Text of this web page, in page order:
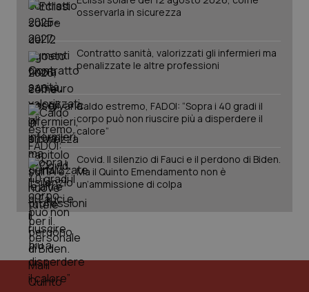
osservarla in sicurezza
Contratto sanità, valorizzati gli infermieri ma
penalizzate le altre professioni
Caldo estremo, FADOI: “Sopra i 40 gradi il
corpo può non riuscire più a disperdere il
calore”
Covid. Il silenzio di Fauci e il perdono di Biden.
Ma il Quinto Emendamento non è
un’ammissione di colpa
PHPSESSID
PHP.net
www.quotidianosanita.it